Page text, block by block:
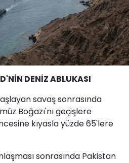
DENİZ ABLUKASI
savaş sonrasında
Boğazı'nı geçişlere
kıyasla yüzde 65'lere
sonrasında Pakistan